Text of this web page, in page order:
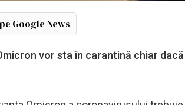
Google News
vor sta în carantină chiar